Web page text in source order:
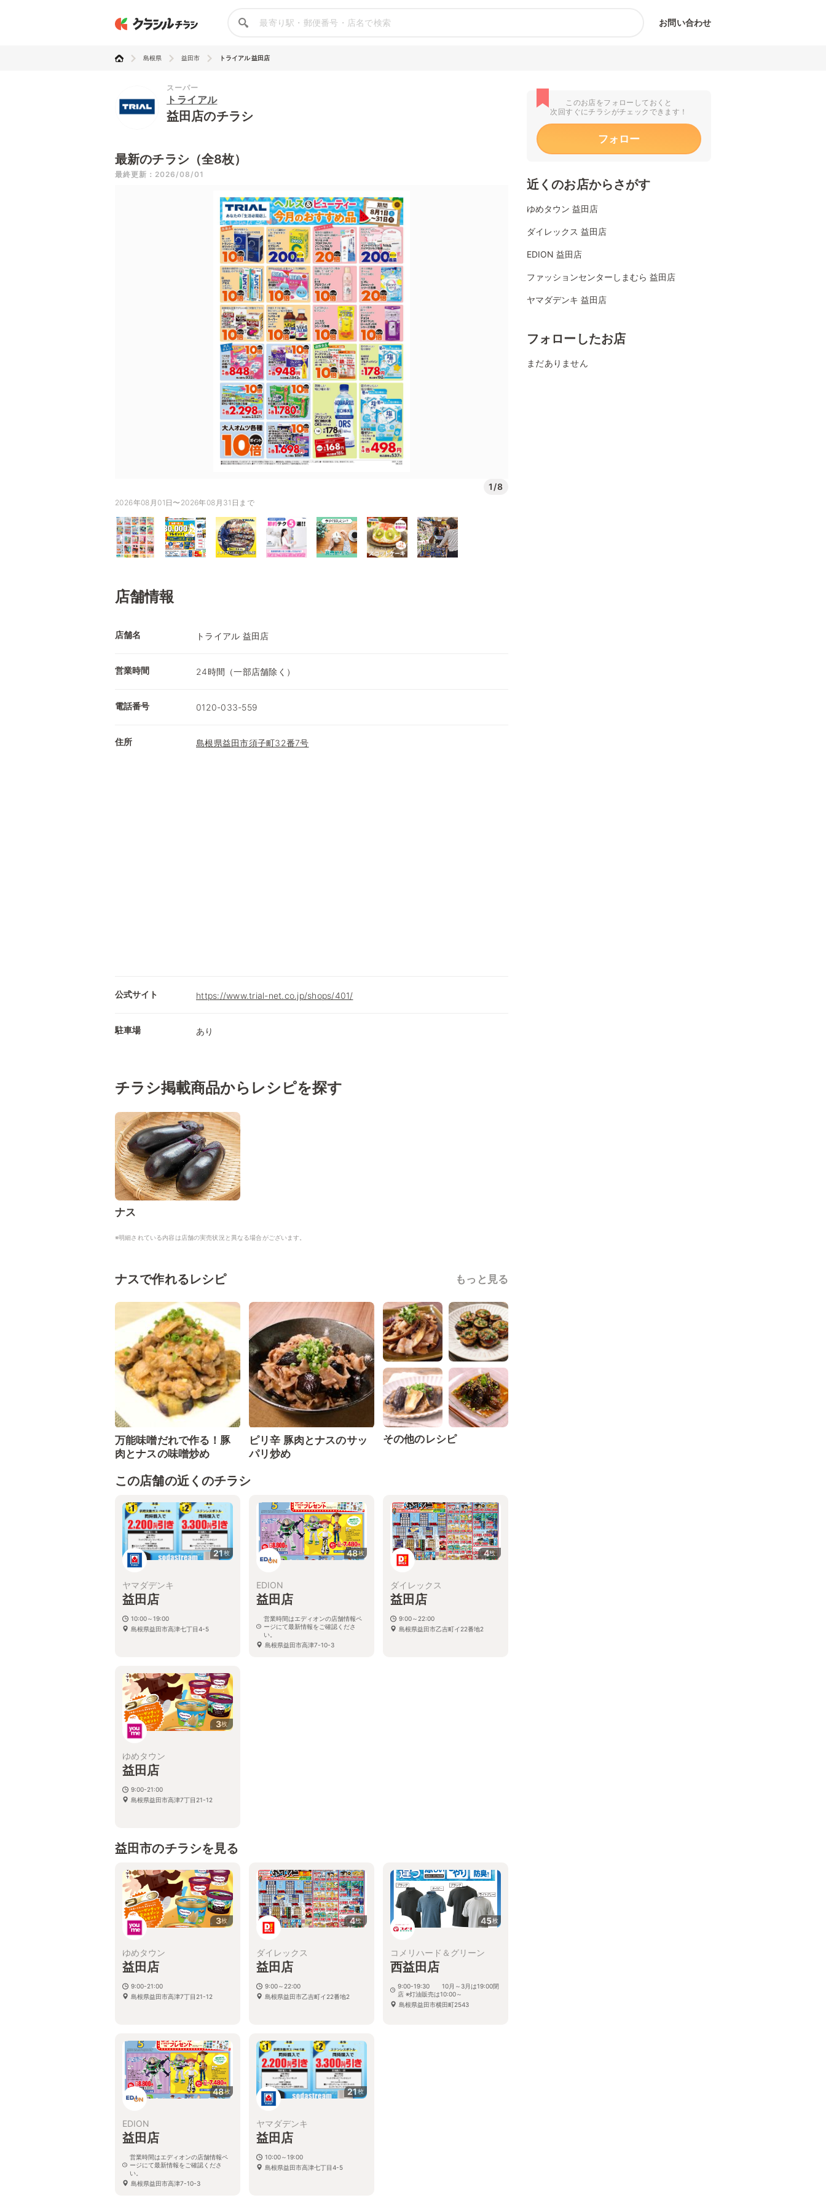
お問い合わせ
島根県 益田市 トライアル 益田店
スーパー
トライアル
益田店のチラシ
最新のチラシ（全8枚）
最終更新：2026/08/01
1/8
2026年08月01日〜2026年08月31日まで
店舗情報
店舗名 トライアル 益田店
営業時間 24時間（一部店舗除く）
電話番号 0120-033-559
住所 島根県益田市須子町32番7号
公式サイト https://www.trial-net.co.jp/shops/401/
駐車場 あり
チラシ掲載商品からレシピを探す
ナス
※明細されている内容は店舗の実売状況と異なる場合がございます。
ナスで作れるレシピ もっと見る
万能味噌だれで作る！豚
肉とナスの味噌炒め
ピリ辛 豚肉とナスのサッ
パリ炒め
その他のレシピ
この店舗の近くのチラシ
21枚
ヤマダデンキ
益田店
10:00～19:00
島根県益田市高津七丁目4-5
48枚
EDION
益田店
営業時間はエディオンの店舗情報ペ
ージにて最新情報をご確認くださ
い。
島根県益田市高津7-10-3
4枚
ダイレックス
益田店
9:00～22:00
島根県益田市乙吉町イ22番地2
3枚
ゆめタウン
益田店
9:00-21:00
島根県益田市高津7丁目21-12
益田市のチラシを見る
3枚
ゆめタウン
益田店
9:00-21:00
島根県益田市高津7丁目21-12
4枚
ダイレックス
益田店
9:00～22:00
島根県益田市乙吉町イ22番地2
45枚
コメリハード＆グリーン
西益田店
9:00-19:30 10月～3月は19:00閉
店 ※灯油販売は10:00～
島根県益田市横田町2543
48枚
EDION
益田店
営業時間はエディオンの店舗情報ペ
ージにて最新情報をご確認くださ
い。
島根県益田市高津7-10-3
21枚
ヤマダデンキ
益田店
10:00～19:00
島根県益田市高津七丁目4-5
このお店をフォローしておくと
次回すぐにチラシがチェックできます！
フォロー
近くのお店からさがす
ゆめタウン 益田店
ダイレックス 益田店
EDION 益田店
ファッションセンターしまむら 益田店
ヤマダデンキ 益田店
フォローしたお店
まだありません